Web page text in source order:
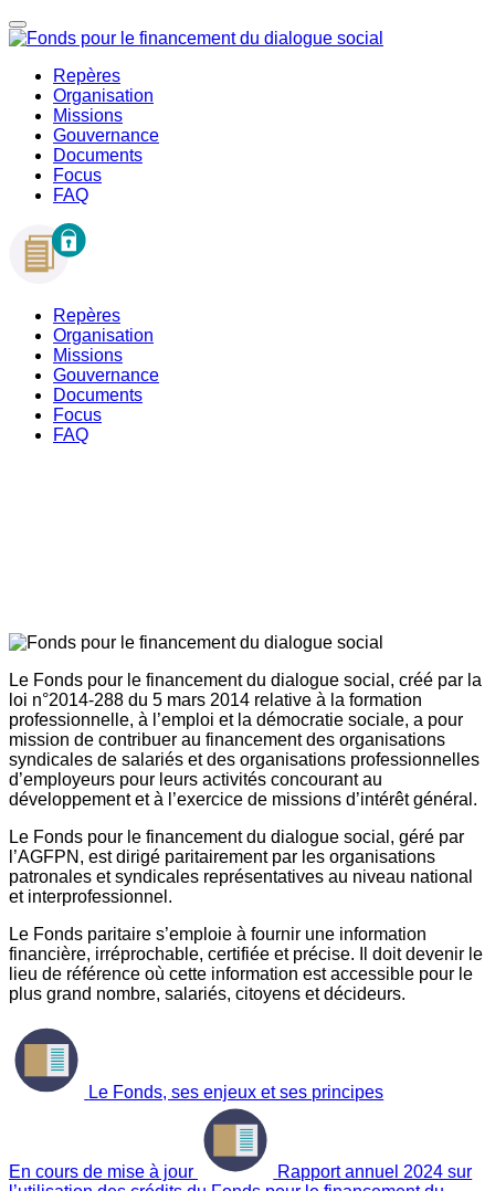
Repères
Organisation
Missions
Gouvernance
Documents
Focus
FAQ
Repères
Organisation
Missions
Gouvernance
Documents
Focus
FAQ
Le Fonds pour le financement du dialogue social, créé par la
loi n°2014-288 du 5 mars 2014 relative à la formation
professionnelle, à l’emploi et la démocratie sociale, a pour
mission de contribuer au financement des organisations
syndicales de salariés et des organisations professionnelles
d’employeurs pour leurs activités concourant au
développement et à l’exercice de missions d’intérêt général.
Le Fonds pour le financement du dialogue social, géré par
l’AGFPN, est dirigé paritairement par les organisations
patronales et syndicales représentatives au niveau national
et interprofessionnel.
Le Fonds paritaire s’emploie à fournir une information
financière, irréprochable, certifiée et précise. Il doit devenir le
lieu de référence où cette information est accessible pour le
plus grand nombre, salariés, citoyens et décideurs.
Le Fonds, ses enjeux et ses principes
En cours de mise à jour
Rapport annuel 2024 sur